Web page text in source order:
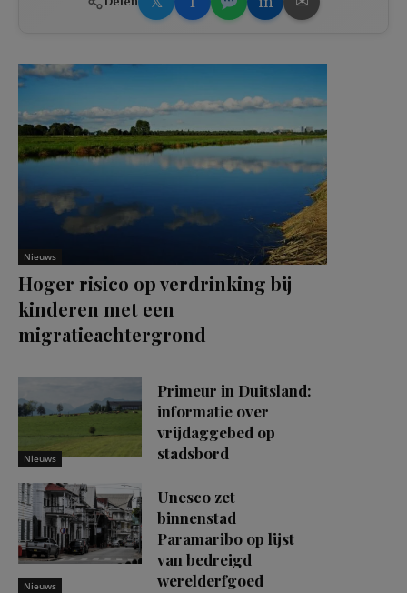
Nieuws
Hoger risico op verdrinking bij
kinderen met een
migratieachtergrond
Nieuws
Primeur in Duitsland:
informatie over
vrijdaggebed op
stadsbord
Nieuws
Unesco zet
binnenstad
Paramaribo op lijst
van bedreigd
werelderfgoed